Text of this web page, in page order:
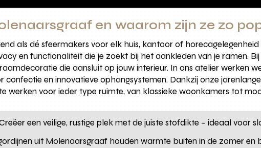
en waarom zijn ze zo
als dé sfeermakers voor elk huis, kantoor of
en functionaliteit die je zoekt bij het aankleden van je ramen.
die aansluit op jouw interieur. In ons atelier werken
confectie en innovatieve ophangsystemen. Dankzij onze
werken voor ieder type ruimte, van klassieke woonkamers tot
een veilige, rustige plek met de juiste stofdikte – ideaal voor
uit Molenaarsgraaf houden warmte buiten in de zomer en